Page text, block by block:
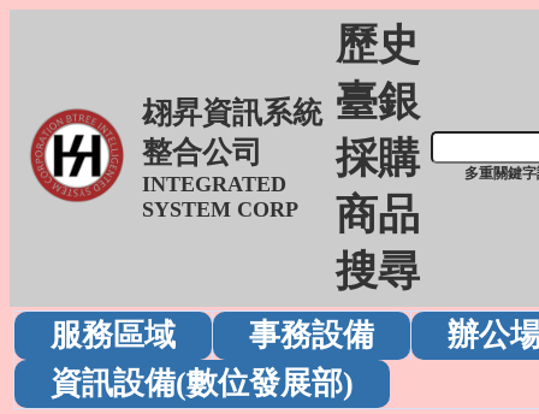
翃昇資訊系統
整合公司
INTEGRATED
SYSTEM CORP
歷史
臺銀
採購
商品
搜尋
多重關鍵
服務區域 事務設備
辦公
資訊設備(數位發展部)